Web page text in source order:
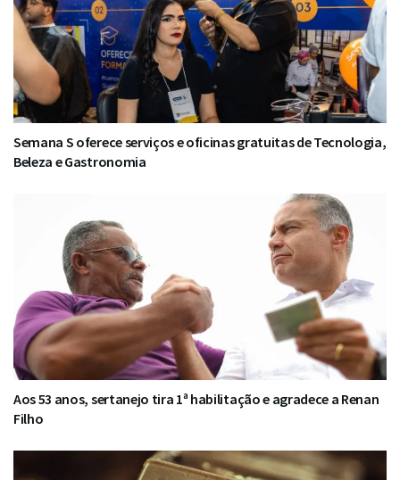
Semana S oferece serviços e oficinas gratuitas de Tecnologia,
Beleza e Gastronomia
Aos 53 anos, sertanejo tira 1ª habilitação e agradece a Renan
Filho